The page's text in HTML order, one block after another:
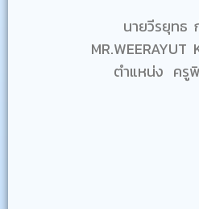
นายวีรยุทธ
MR.WEERAYUT
ตำแหน่ง ครู